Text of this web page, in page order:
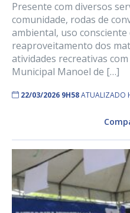
Presente com diversos
comunidade, rodas de
ambiental, uso
reaproveitamento dos
atividades recreativas
Municipal Manoel de […]
22/03/2026 9H58ATUALIZADO